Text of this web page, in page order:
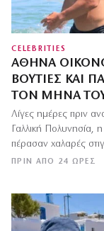
CELEBRITIES
ΑΘΗΝΆ
ΒΟΥΤΙΈΣ ΚΑΙ
ΤΟΝ ΜΉΝΑ
ΠΡΙΝ ΑΠΌ 24 ΏΡΕΣ
Λίγες ημέρες πριν
Γαλλική
πέρασαν χαλαρές